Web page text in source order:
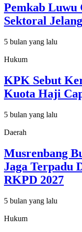
Pemkab
Sektoral
5 bulan yang lalu
Hukum
KPK Sebut
Kuota Haji
5 bulan yang lalu
Daerah
Musrenbang
Jaga Terpadu
RKPD 2027
5 bulan yang lalu
Hukum